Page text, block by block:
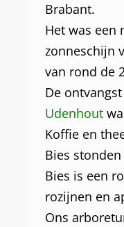
Brabant.
Het was een
zonneschijn
van rond de
De
Udenhout
Koffie en
Bies
Bies is een
rozijnen en
Ons